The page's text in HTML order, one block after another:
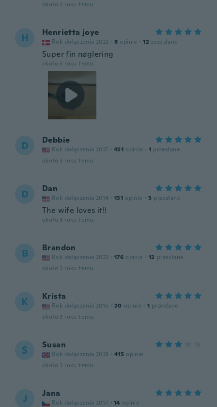
około 3 roku temu
H Henrietta joye
Rok dołączenia 2022 · 8 opinie · 12 przesłane
Super fin nøglering
około 3 roku temu
D Debbie
Rok dołączenia 2017 · 451 opinie · 1 przesłane
około 3 roku temu
D Dan
Rok dołączenia 2014 · 131 opinie · 5 przesłane
The wife loves it!!
około 3 roku temu
B Brandon
Rok dołączenia 2022 · 176 opinie · 12 przesłane
około 3 roku temu
K Krista
Rok dołączenia 2015 · 20 opinie · 1 przesłane
około 3 roku temu
S Susan
Rok dołączenia 2018 · 415 opinie
około 3 roku temu
J Jana
Rok dołączenia 2017 · 14 opinie